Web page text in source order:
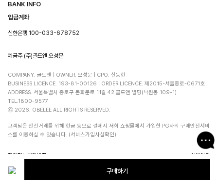
구매하기
BANK INFO
입금계좌
신한은행 100-033-678752
예금주 (주)골드앤 오성문
COMPANY. 골드앤 | OWNER. 오성문 | CPO. 신동현
BUSINESS LICENCE. 193-81-00126 | ORDER LICENCE. 제2015-서울종로-0671호
ADDRESS. 서울특별시 종로구 돈화문로 11길 42 골드앤 빌딩(낙원동 109-1)
TEL.1800-9577
ⓒ 2026. OBELEE ALL RIGHTS RESERVED.
고객님은 안전거래를 위해 현금 등으로 결제시 저희 쇼핑몰에서 가입한 PG사의 구매안전서비
스를 이용하실 수 있습니다. (서비스가입사실확인)
개인정보처리방침 이용약관